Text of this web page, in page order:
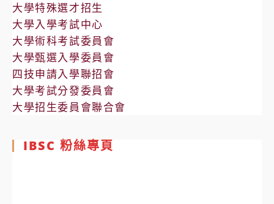
大學特殊選才招生
大學入學考試中心
大學術科考試委員會
大學甄選入學委員會
四技申請入學聯招會
大學考試分發委員會
大學招生委員會聯合會
IBSC 粉絲專頁